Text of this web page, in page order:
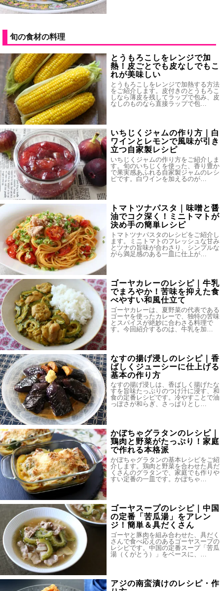
旬の食材の料理
とうもろこしをレンジで加
熱！皮ごとでも皮なしでもこ
れが美味しい
とうもろこしをレンジで加熱する方法
をご紹介します。皮付きのとうもろこ
しなら薄皮を残してラップで包み、皮
なしのものなら直接ラップで包…
いちじくジャムの作り方｜白
ワインとレモンで風味が引き
立つ自家製レシピ
いちじくジャムの作り方をご紹介しま
す。旬のいちじくを使った、香り豊か
で果実感あふれる自家製ジャムのレシ
ピです。白ワインを加えるのが…
トマトツナパスタ｜味噌と醤
油でコク深く！ミニトマトが
決め手の簡単レシピ
トマトツナパスタのレシピをご紹介し
ます。ミニトマトのフレッシュな甘み
とツナの旨味が合わさり、シンプルな
がら満足感のある一皿に仕上が…
ゴーヤカレーのレシピ｜牛乳
でまろやか！苦味を抑えた食
べやすい和風仕立て
ゴーヤカレーは、夏野菜の代表である
ゴーヤを使ったカレーで、独特の苦味
とスパイスが絶妙に合わさる料理で
す。今回紹介するのは、牛乳を加…
なすの揚げ浸しのレシピ｜香
ばしくジューシーに仕上げる
基本の作り方
なすの揚げ浸しは、香ばしく揚げたな
すを旨味たっぷりのつけ汁に浸す、和
食の定番レシピです。冷やすことで油
っぽさが和らぎ、さっぱりとし…
かぼちゃグラタンのレシピ｜
鶏肉と野菜がたっぷり！家庭
で作れる本格派
かぼちゃグラタンの基本レシピをご紹
介します。鶏肉と野菜を合わせた具だ
くさんのグラタンで、家庭でも作りや
すい定番の一皿です。かぼちゃ…
ゴーヤスープのレシピ｜中国
の定番「苦瓜湯」をアレン
ジ！簡単＆具だくさん
ゴーヤと豚肉を組み合わせた、具だく
さんで食べ応えのあるゴーヤスープの
レシピです。中国の定番スープ「苦瓜
湯（くがとう）」をベースに、…
アジの南蛮漬けのレシピ・作